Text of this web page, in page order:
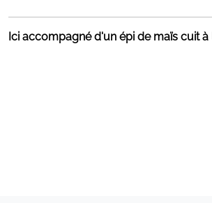
Ici accompagné d'un épi de maïs cuit